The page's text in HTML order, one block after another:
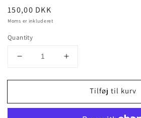
Pris
150,00 DKK
Moms er inkluderet
Quantity
Decrease
for
sølv-
Increase
for
Svensk
sølv-
Tilføj til kurv